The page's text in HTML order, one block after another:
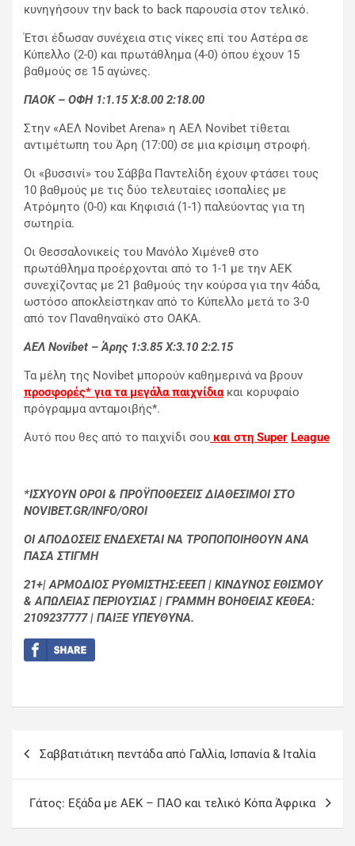
κυνηγήσουν την back to back παρουσία στον τελικό.
Έτσι έδωσαν συνέχεια στις νίκες επί του Αστέρα σε
Κύπελλο (2-0) και πρωτάθλημα (4-0) όπου έχουν 15
βαθμούς σε 15 αγώνες.
ΠΑΟΚ – ΟΦΗ 1:1.15X:8.00 2:18.00
Στην «ΑΕΛ Novibet Arena» η ΑΕΛ Novibet τίθεται
αντιμέτωπη του Άρη (17:00) σε μια κρίσιμη στροφή.
Οι «βυσσινί» του Σάββα Παντελίδη έχουν φτάσει τους
10 βαθμούς με τις δύο τελευταίες ισοπαλίες με
Ατρόμητο (0-0) και Κηφισιά (1-1) παλεύοντας για τη
σωτηρία.
Οι Θεσσαλονικείς του Μανόλο Χιμένεθ στο
πρωτάθλημα προέρχονται από το 1-1 με την ΑΕΚ
συνεχίζοντας με 21 βαθμούς την κούρσα για την 4άδα,
ωστόσο αποκλείστηκαν από το Κύπελλο μετά το 3-0
από τον Παναθηναϊκό στο ΟΑΚΑ.
ΑΕΛ Novibet – Άρης 1:3.85X:3.10 2:2.15
Τα μέλη της Novibet μπορούν καθημερινά να βρουν
προσφορές* για τα μεγάλα παιχνίδιακαι κορυφαίο
πρόγραμμα ανταμοιβής*.
Αυτό που θες από το παιχνίδι σου και στη Super League
*ΙΣΧΥΟΥΝ ΟΡΟΙ & ΠΡΟΫΠΟΘΕΣΕΙΣ ΔΙΑΘΕΣΙΜΟΙ ΣΤΟ
NOVIBET.GR/INFO/OROI
ΟΙ ΑΠΟΔΟΣΕΙΣ ΕΝΔΕΧΕΤΑΙ ΝΑ ΤΡΟΠΟΠΟΙΗΘΟΥΝ ΑΝΑ
ΠΑΣΑ ΣΤΙΓΜΗ
21+| ΑΡΜΟΔΙΟΣ ΡΥΘΜΙΣΤΗΣ:ΕΕΕΠ | ΚΙΝΔΥΝΟΣ ΕΘΙΣΜΟΥ
& ΑΠΩΛΕΙΑΣ ΠΕΡΙΟΥΣΙΑΣ | ΓΡΑΜΜΗ ΒΟΗΘΕΙΑΣ ΚΕΘΕΑ:
2109237777 | ΠΑΙΞΕ ΥΠΕΥΘΥΝΑ.
Σαββατιάτικη πεντάδα από Γαλλία, Ισπανία & Ιταλία
Γάτος: Εξάδα με ΑΕΚ – ΠΑΟ και τελικό Κόπα Άφρικα